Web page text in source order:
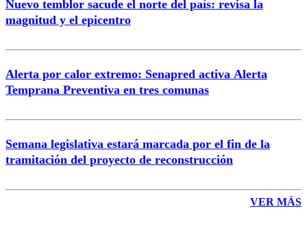
Nuevo temblor sacude el norte del país: revisa la
magnitud y el epicentro
Alerta por calor extremo: Senapred activa Alerta
Temprana Preventiva en tres comunas
Semana legislativa estará marcada por el fin de la
tramitación del proyecto de reconstrucción
VER MÁS